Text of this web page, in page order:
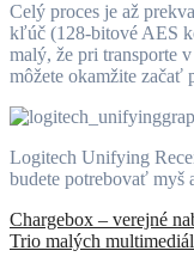
Celý proces je až
kľúč (128-bitové AES
malý, že pri transporte
môžete okamžite začať
Logitech Unifying
budete potrebovať myš
Navigácia
v
Chargebox – verejné
Trio malých